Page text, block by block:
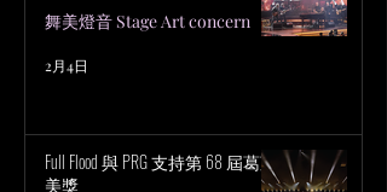
舞美燈音 Stage Art concern
2月4日
Full Flood 與 PRG 支持第 68 屆葛萊
美獎